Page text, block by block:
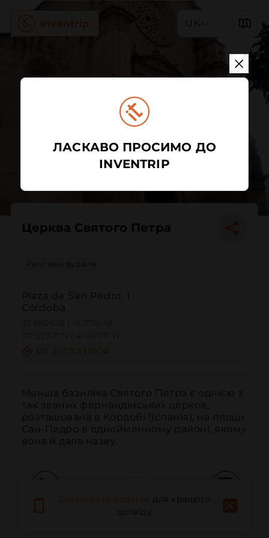
UK
Церква Святого Петра
Релігійна будівля
Plaza de San Pedro, 1
Córdoba
Менша базиліка Святого Петра є однією з
так званих фернандінських церков,
розташована в Кордобі (Іспанія), на площі
Сан-Педро в однойменному районі, якому
вона й дала назву.
Електронна пошта
для кращого
досвіду
ЛАСКАВО ПРОСИМО ДО
INVENTRIP